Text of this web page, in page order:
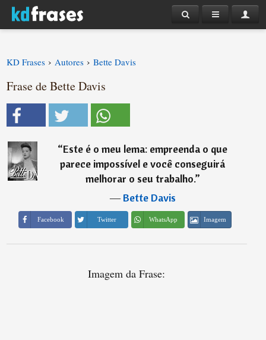
KD Frases › Autores › Bette Davis
Frase de Bette Davis
“Este é o meu lema: empreenda o que
parece impossível e você conseguirá
melhorar o seu trabalho.”
―Bette Davis
Facebook Twitter WhatsApp Imagem
Imagem da Frase: